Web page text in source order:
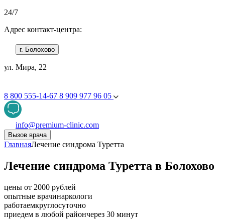
24/7
Адрес контакт-центра:
г. Болохово
ул. Мира, 22
8 800 555-14-67 8 909 977 96 05
info@premium-clinic.com
Вызов врача
ГлавнаяЛечение синдрома Туретта
Лечение синдрома Туретта в Болохово
цены от 2000 рублей
опытные врачинаркологи
работаемкруглосуточно
приедем в любой райончерез 30 минут